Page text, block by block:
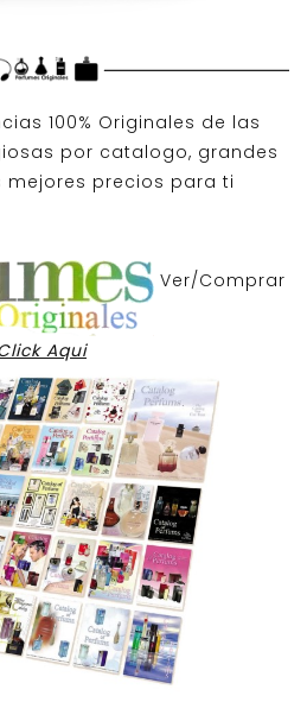
100% Originales de las
por catalogo, grandes
mejores precios para ti
Ver/Comprar
Aqui